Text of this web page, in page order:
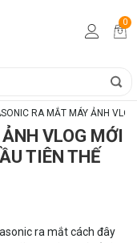
0
RA MẮT MÁY ẢNH
VLOG MỚI
TIÊN THẾ
ra mắt cách đây